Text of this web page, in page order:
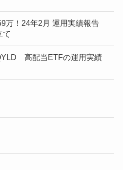
万！24年2月 運用実績報告
て
高配当ETFの運用実績